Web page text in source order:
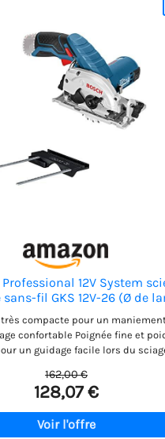
12V System
fil GKS 12V-26 (Ø de
compacte pour un
confortable Poignée fine et
un guidage facile lors du
Bosch (avec adaptateur)
Puissance compacte. Liberté
batteries sont compatibles avec
Professional nouveaux et
162,00 €
128,07 €